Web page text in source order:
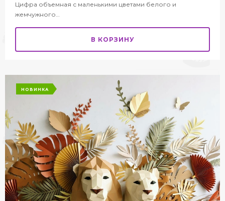
Цифра объемная с маленькими цветами белого и
жемчужного…
В КОРЗИНУ
НОВИНКА